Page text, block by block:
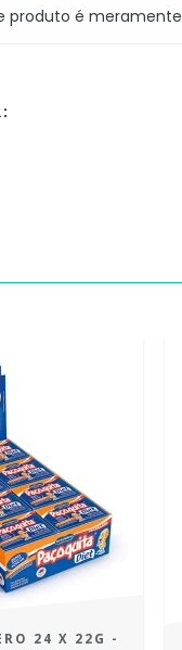
produto é
24 X 22G -